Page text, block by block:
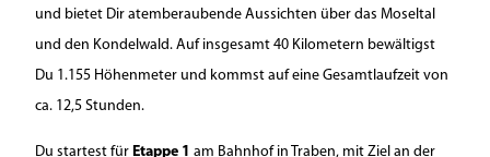
und bietet Dir atemberaubende Aussichten über das Moseltal
und den Kondelwald. Auf insgesamt 40 Kilometern bewältigst
Du 1.155 Höhenmeter und kommst auf eine Gesamtlaufzeit von
ca. 12,5 Stunden.
Du startest für Etappe 1 am Bahnhof in Traben, mit Ziel an der